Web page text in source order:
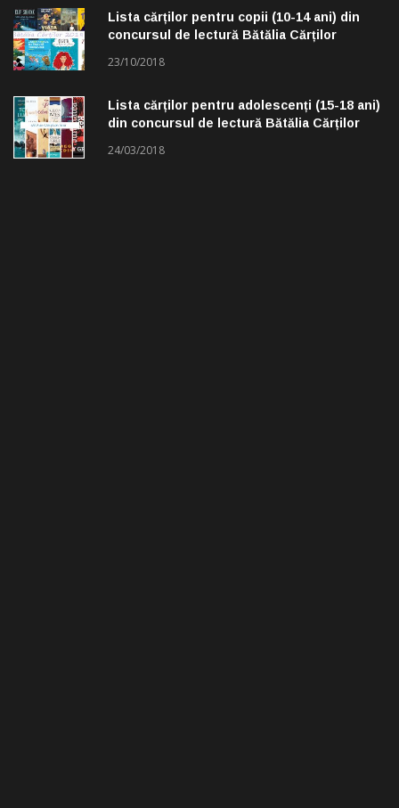
Lista cărților pentru copii (10-14 ani) din
concursul de lectură Bătălia Cărților
23/10/2018
Lista cărților pentru adolescenți (15-18 ani)
din concursul de lectură Bătălia Cărților
24/03/2018